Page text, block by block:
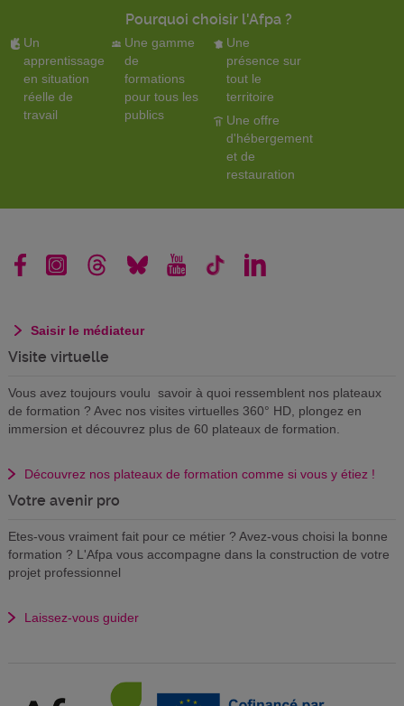
Pourquoi choisir l'Afpa ?
Un
apprentissage
en situation
réelle de
travail
Une gamme
de
formations
pour tous les
publics
Une
présence sur
tout le
territoire
Une offre
d'hébergement
et de
restauration
Saisir le médiateur
Visite virtuelle
Vous avez toujours voulu savoir à quoi ressemblent nos plateaux
de formation ? Avec nos visites virtuelles 360° HD, plongez en
immersion et découvrez plus de 60 plateaux de formation.
Découvrez nos plateaux de formation comme si vous y étiez !
Votre avenir pro
Etes-vous vraiment fait pour ce métier ? Avez-vous choisi la bonne
formation ? L'Afpa vous accompagne dans la construction de votre
projet professionnel
Laissez-vous guider